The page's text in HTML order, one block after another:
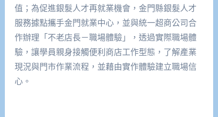
值；為促進銀髮人才再就業機會，金門縣銀髮人才
服務據點攜手金門就業中心，並與統一超商公司合
作辦理「不老店長－職場體驗」，透過實際職場體
驗，讓學員親身接觸便利商店工作型態，了解產業
現況與門市作業流程，並藉由實作體驗建立職場信
心。